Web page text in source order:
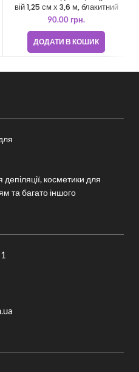
вій 1,25 см х 3,6 м, блакитний
90.00 грн.
ДОДАТИ В КОШИК
депіляції, косметики для
та багато іншого